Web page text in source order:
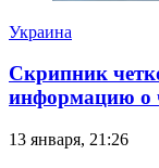
Украина
Скрипник
информацию о
13 января, 21:26